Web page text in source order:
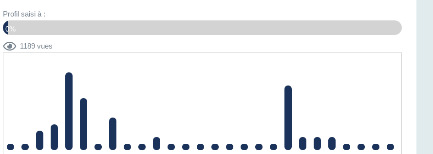
Profil saisi à :
0%
1189 vues